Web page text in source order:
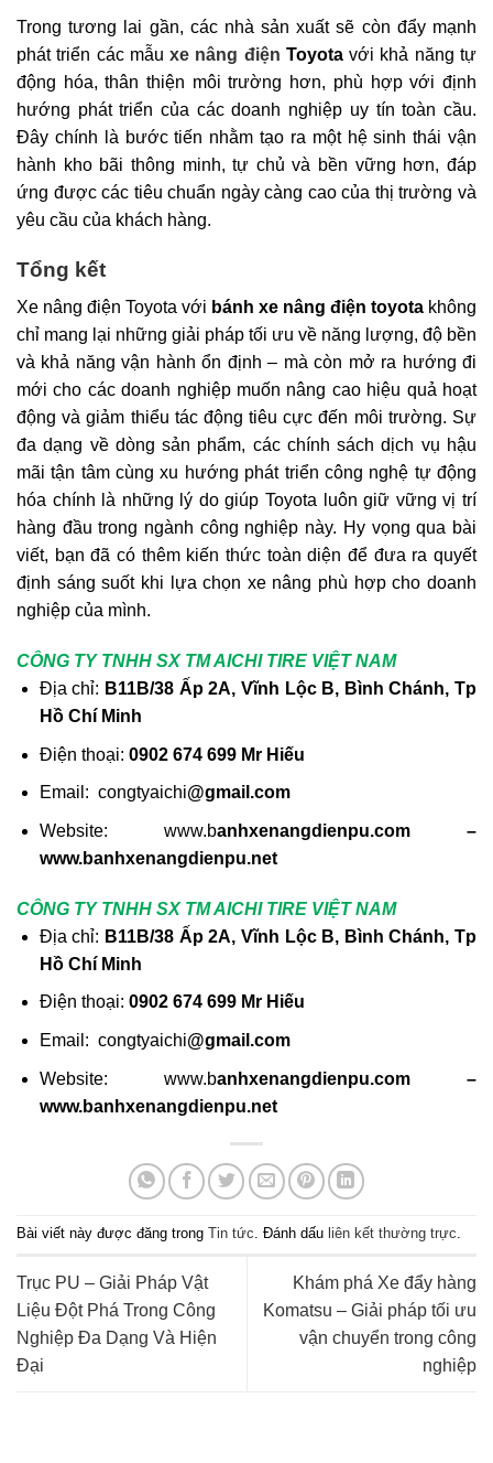
Trong tương lai gần, các nhà sản xuất sẽ còn đẩy mạnh
phát triển các mẫuxe nâng điện Toyotavới khả năng tự
động hóa, thân thiện môi trường hơn, phù hợp với định
hướng phát triển của các doanh nghiệp uy tín toàn cầu.
Đây chính là bước tiến nhằm tạo ra một hệ sinh thái vận
hành kho bãi thông minh, tự chủ và bền vững hơn, đáp
ứng được các tiêu chuẩn ngày càng cao của thị trường và
yêu cầu của khách hàng.
Tổng kết
Xe nâng điện Toyota với bánh xe nâng điện toyota không
chỉ mang lại những giải pháp tối ưu về năng lượng, độ bền
và khả năng vận hành ổn định – mà còn mở ra hướng đi
mới cho các doanh nghiệp muốn nâng cao hiệu quả hoạt
động và giảm thiểu tác động tiêu cực đến môi trường. Sự
đa dạng về dòng sản phẩm, các chính sách dịch vụ hậu
mãi tận tâm cùng xu hướng phát triển công nghệ tự động
hóa chính là những lý do giúp Toyota luôn giữ vững vị trí
hàng đầu trong ngành công nghiệp này. Hy vọng qua bài
viết, bạn đã có thêm kiến thức toàn diện để đưa ra quyết
định sáng suốt khi lựa chọn xe nâng phù hợp cho doanh
nghiệp của mình.
CÔNG TY TNHH SX TM AICHI TIRE VIỆT NAM
Địa chỉ: B11B/38 Ấp 2A, Vĩnh Lộc B, Bình Chánh, Tp
Hồ Chí Minh
Điện thoại: 0902 674 699 Mr Hiếu
Email: congtyaichi@gmail.com
Website: www.banhxenangdienpu.com –
www.banhxenangdienpu.net
CÔNG TY TNHH SX TM AICHI TIRE VIỆT NAM
Địa chỉ: B11B/38 Ấp 2A, Vĩnh Lộc B, Bình Chánh, Tp
Hồ Chí Minh
Điện thoại: 0902 674 699 Mr Hiếu
Email: congtyaichi@gmail.com
Website: www.banhxenangdienpu.com –
www.banhxenangdienpu.net
Bài viết này được đăng trong Tin tức . Đánh dấu liên kết thường trực
Trục PU – Giải Pháp Vật
Liệu Đột Phá Trong Công
Nghiệp Đa Dạng Và Hiện
Đại
Khám phá Xe đẩy hàng
Komatsu – Giải pháp tối ưu
vận chuyển trong công
nghiệp